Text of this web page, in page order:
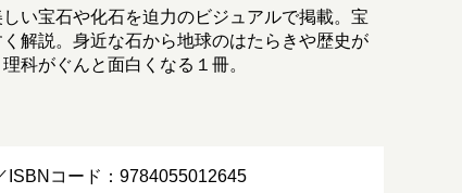
い宝石や化石を迫力のビジュアルで掲載。宝
解説。身近な石から地球のはたらきや歴史が
科がぐんと面白くなる１冊。
ISBNコード：9784055012645